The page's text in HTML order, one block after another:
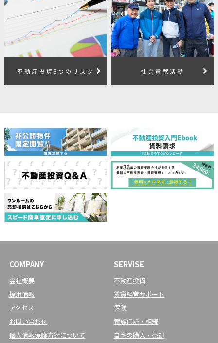
不動産投資8つのリスク 社会貢献活動
COMPANY
会社概要
採用情報
アクセス
お問い合わせ
個人情報保護方針について
SERVISE
不動産投資
賃貸経営サポート
保険
家族信託・相続
自宅の購入・売却